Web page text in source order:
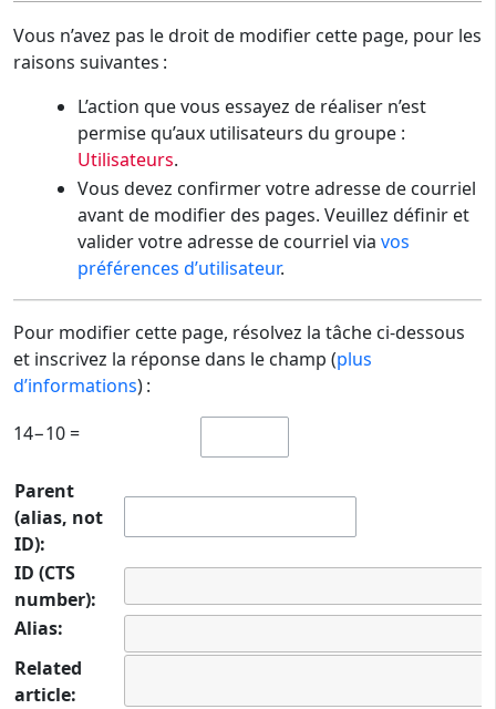
Vous n’avez pas le droit de modifier cette page, pour les
raisons suivantes :
L’action que vous essayez de réaliser n’est
permise qu’aux utilisateurs du groupe :
Utilisateurs.
Vous devez confirmer votre adresse de courriel
avant de modifier des pages. Veuillez définir et
valider votre adresse de courriel via vos
préférences d’utilisateur.
Pour modifier cette page, résolvez la tâche ci-dessous
et inscrivez la réponse dans le champ (plus
d’informations) :
14−10 =
Parent
(alias, not
ID):
ID (CTS
number):
Alias:
Related
article: